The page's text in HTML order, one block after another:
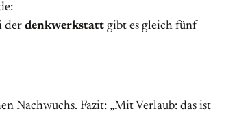
der denkwerkstatt gibt es gleich fünf
Nachwuchs. Fazit: „Mit Verlaub: das ist